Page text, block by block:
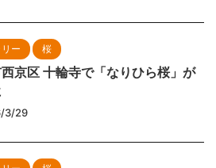
ー 桜
京区 十輪寺で「なりひら桜」が
3/29